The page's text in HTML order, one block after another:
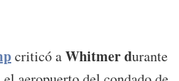
criticó aWhitmer durante